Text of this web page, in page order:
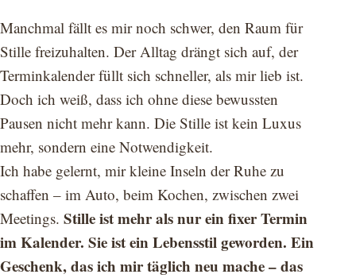
Manchmal fällt es mir noch schwer, den Raum für
Stille freizuhalten. Der Alltag drängt sich auf, der
Terminkalender füllt sich schneller, als mir lieb ist.
Doch ich weiß, dass ich ohne diese bewussten
Pausen nicht mehr kann. Die Stille ist kein Luxus
mehr, sondern eine Notwendigkeit.
Ich habe gelernt, mir kleine Inseln der Ruhe zu
schaffen – im Auto, beim Kochen, zwischen zwei
Meetings. Stille ist mehr als nur ein fixer Termin
im Kalender. Sie ist ein Lebensstil geworden. Ein
Geschenk, das ich mir täglich neu mache – das